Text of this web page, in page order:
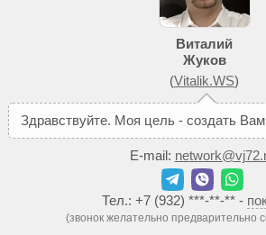
Виталий
Жуков
(Vitalik.WS)
Здравствуйте. Моя цель - создать Вам
E-mail:
Тел.: +7 (932) ***-**-** -
(звонок желательно предварительно